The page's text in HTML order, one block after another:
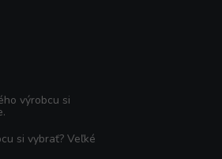
výrobcu si
si vybrať? Veľké